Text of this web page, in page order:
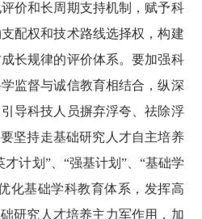
价和长周期支持机制，赋予科
配权和技术路线选择权，构建
长规律的评价体系。要加强科
监督与诚信教育相结合，纵深
导科技人员摒弃浮夸、祛除浮
坚持走基础研究人才自主培养
计划”、“强基计划”、“基础学
化基础学科教育体系，发挥高
研究人才培养主力军作用，加